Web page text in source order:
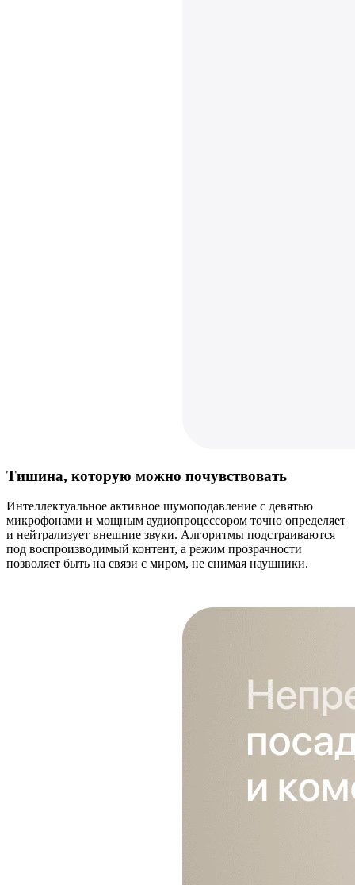
Тишина, которую можно почувствовать
Интеллектуальное активное шумоподавление с девятью
микрофонами и мощным аудиопроцессором точно определяет
и нейтрализует внешние звуки. Алгоритмы подстраиваются
под воспроизводимый контент, а режим прозрачности
позволяет быть на связи с миром, не снимая наушники.